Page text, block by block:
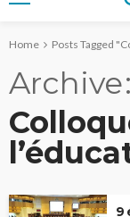
Home Posts Tagged
Archive
9